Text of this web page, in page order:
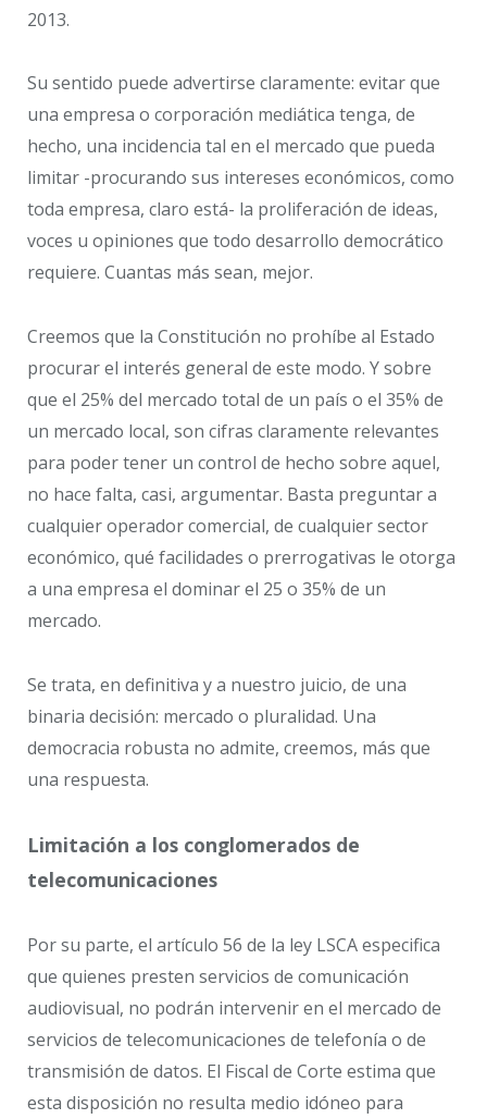
2013.
Su sentido puede advertirse claramente: evitar que
una empresa o corporación mediática tenga, de
hecho, una incidencia tal en el mercado que pueda
limitar -procurando sus intereses económicos, como
toda empresa, claro está- la proliferación de ideas,
voces u opiniones que todo desarrollo democrático
requiere. Cuantas más sean, mejor.
Creemos que la Constitución no prohíbe al Estado
procurar el interés general de este modo. Y sobre
que el 25% del mercado total de un país o el 35% de
un mercado local, son cifras claramente relevantes
para poder tener un control de hecho sobre aquel,
no hace falta, casi, argumentar. Basta preguntar a
cualquier operador comercial, de cualquier sector
económico, qué facilidades o prerrogativas le otorga
a una empresa el dominar el 25 o 35% de un
mercado.
Se trata, en definitiva y a nuestro juicio, de una
binaria decisión: mercado o pluralidad. Una
democracia robusta no admite, creemos, más que
una respuesta.
Limitación a los conglomerados de
telecomunicaciones
Por su parte, el artículo 56 de la ley LSCA especifica
que quienes presten servicios de comunicación
audiovisual, no podrán intervenir en el mercado de
servicios de telecomunicaciones de telefonía o de
transmisión de datos. El Fiscal de Corte estima que
esta disposición no resulta medio idóneo para